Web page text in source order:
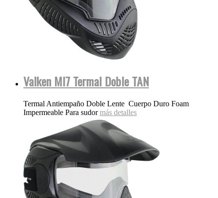
Valken MI7 Termal Doble TAN
Termal Antiempaño Doble Lente Cuerpo Duro Foam
Impermeable Para sudormás detalles